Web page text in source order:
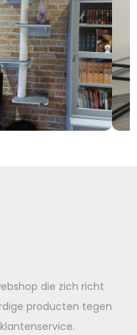
die zich richt
producten tegen